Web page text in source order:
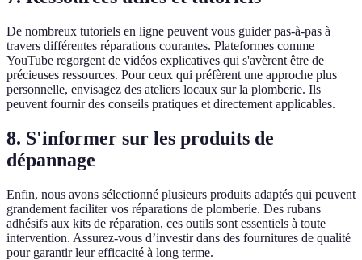
De nombreux tutoriels en ligne peuvent vous guider pas-à-pas à
travers différentes réparations courantes. Plateformes comme
YouTube regorgent de vidéos explicatives qui s'avèrent être de
précieuses ressources. Pour ceux qui préfèrent une approche plus
personnelle, envisagez des ateliers locaux sur la plomberie. Ils
peuvent fournir des conseils pratiques et directement applicables.
8. S'informer sur les produits de
dépannage
Enfin, nous avons sélectionné plusieurs produits adaptés qui peuvent
grandement faciliter vos réparations de plomberie. Des rubans
adhésifs aux kits de réparation, ces outils sont essentiels à toute
intervention. Assurez-vous d’investir dans des fournitures de qualité
pour garantir leur efficacité à long terme.